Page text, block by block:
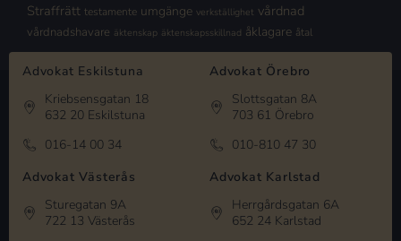
Straffrätt testamente umgänge verkställighet vårdnad
vårdnadshavare äktenskap äktenskapsskillnad åklagare åtal
Advokat Eskilstuna
Kriebsensgatan 18
632 20 Eskilstuna
016-14 00 34
Advokat Örebro
Slottsgatan 8A
703 61 Örebro
010-810 47 30
Advokat Västerås
Sturegatan 9A
722 13 Västerås
Advokat Karlstad
Herrgårdsgatan 6A
652 24 Karlstad